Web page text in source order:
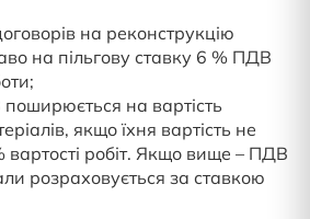
на реконструкцію
на пільгову ставку 6 % ПДВ
на вартість
якщо їхня вартість не
робіт. Якщо вище – ПДВ
розраховується за ставкою